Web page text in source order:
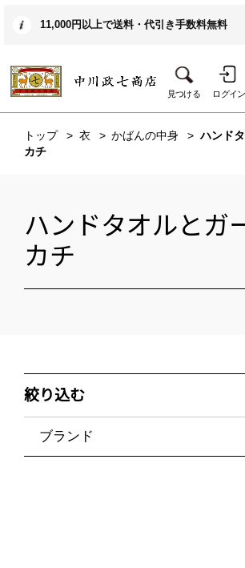
11,000円以上で送料・代引き手数料無料
見つける ログイン
トップ 衣 かばんの中身
ハンド
カチ
ハンドタオルとガ
カチ
絞り込む
ブランド